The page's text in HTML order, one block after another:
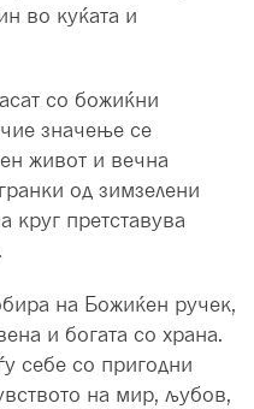
во куќата и
со божиќни
значење се
живот и вечна
од зимзелени
круг претставува
на Божиќен ручек,
и богата со храна.
себе со пригодни
на мир, љубов,